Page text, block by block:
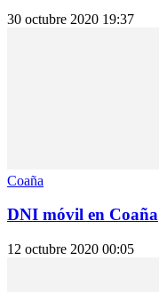
30 octubre 2020 19:37
Coaña
DNI móvil en Coaña
12 octubre 2020 00:05